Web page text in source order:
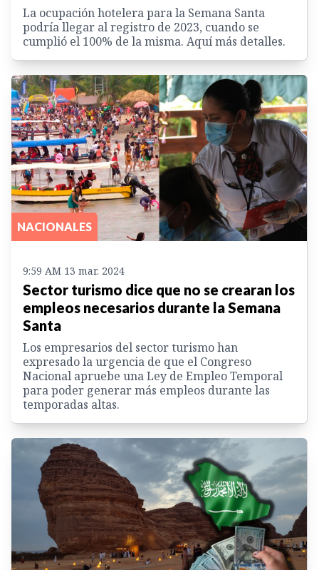
La ocupación hotelera para la Semana Santa
podría llegar al registro de 2023, cuando se
cumplió el 100% de la misma. Aquí más detalles.
NACIONALES
9:59 AM 13 mar. 2024
Sector turismo dice que no se crearan los
empleos necesarios durante la Semana
Santa
Los empresarios del sector turismo han
expresado la urgencia de que el Congreso
Nacional apruebe una Ley de Empleo Temporal
para poder generar más empleos durante las
temporadas altas.